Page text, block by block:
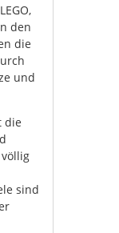
den
die
und
die
sind